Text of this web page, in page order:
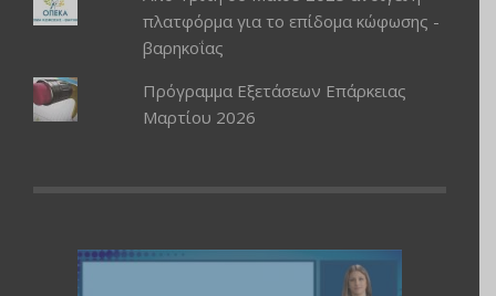
πλατφόρμα για το επίδομα κώφωσης -
βαρηκοΐας
Πρόγραμμα Εξετάσεων Επάρκειας
Μαρτίου 2026